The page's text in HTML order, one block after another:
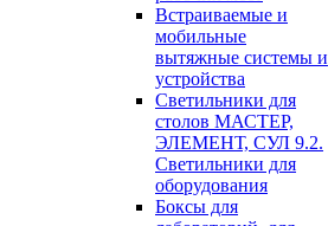
Встраиваемые и
мобильные
вытяжные системы и
устройства
Светильники для
столов МАСТЕР,
ЭЛЕМЕНТ, СУЛ 9.2.
Светильники для
оборудования
Боксы для